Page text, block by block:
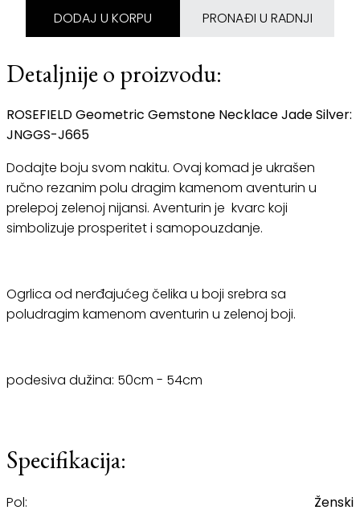
DODAJ U KORPU PRONAĐI U RADNJI
Detaljnije o proizvodu:
ROSEFIELD Geometric Gemstone Necklace Jade Silver:
JNGGS-J665
Dodajte boju svom nakitu. Ovaj komad je ukrašen
ručno rezanim polu dragim kamenom aventurin u
prelepoj zelenoj nijansi. Aventurin je kvarc koji
simbolizuje prosperitet i samopouzdanje.
Ogrlica od nerđajućeg čelika u boji srebra sa
poludragim kamenom aventurin u zelenoj boji.
podesiva dužina: 50cm - 54cm
Specifikacija:
Pol: Ženski